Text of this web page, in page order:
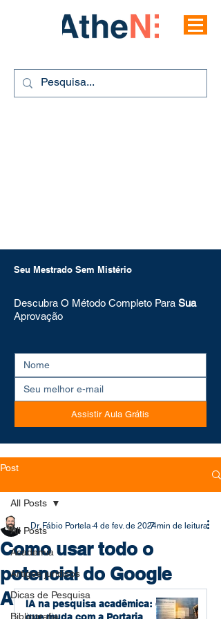
Seu Mestrado Sem Mistério
Descubra O Método Completo Para Sua
Aprovação
Assistir Aula Grátis
Post
All Posts
Academia
Artigos jurídicos
Dicas de Pesquisa
Bibliografia
All Posts
Como usar todo o
potencial do Google
Acadêmico
Dr. Fábio Portela 4 de fev. de 20247 min de leitura
IA na pesquisa acadêmica: o